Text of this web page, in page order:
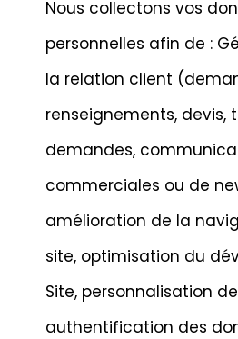
Nous collectons vos
personnelles afin de :
la relation client
renseignements, devis,
demandes,
commerciales ou de
amélioration de la
site, optimisation du
Site, personnalisation
authentification des